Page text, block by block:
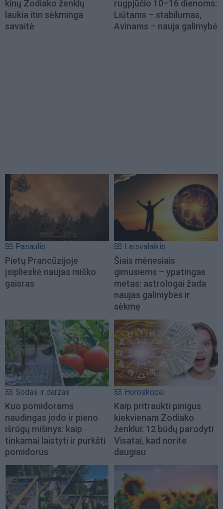
kinų Zodiako ženklų
laukia itin sėkminga
savaitė
rugpjūčio 10–16 dienoms:
Liūtams – stabilumas,
Avinams – nauja galimybė
Pasaulis
Pietų Prancūzijoje
įsiplieskė naujas miško
gaisras
Laisvalaikis
Šiais mėnesiais
gimusiems – ypatingas
metas: astrologai žada
naujas galimybes ir
sėkmę
Sodas ir daržas
Kuo pomidorams
naudingas jodo ir pieno
išrūgų mišinys: kaip
tinkamai laistyti ir purkšti
pomidorus
Horoskopai
Kaip pritraukti pinigus
kiekvienam Zodiako
ženklui: 12 būdų parodyti
Visatai, kad norite
daugiau